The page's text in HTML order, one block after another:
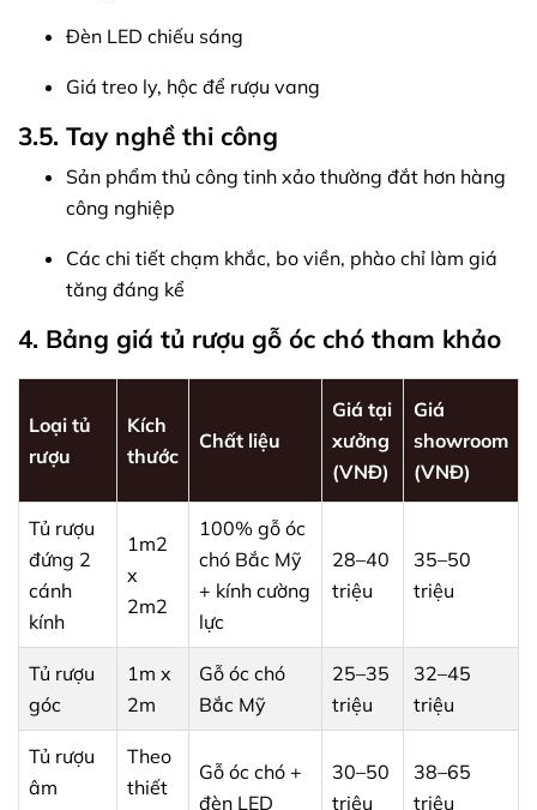
Đèn LED chiếu sáng
Giá treo ly, hộc để rượu vang
3.5. Tay nghề thi công
Sản phẩm thủ công tinh xảo thường đắt hơn hàng
công nghiệp
Các chi tiết chạm khắc, bo viền, phào chỉ làm giá
tăng đáng kể
4. Bảng giá tủ rượu gỗ óc chó tham khảo
Loại tủ
rượu
Kích
thước
Chất liệu
Giá tại
xưởng
(VNĐ)
Giá
showroom
(VNĐ)
Tủ rượu
đứng 2
cánh
kính
1m2
x
2m2
100% gỗ óc
chó Bắc Mỹ
+ kính cường
lực
28–40
triệu
35–50
triệu
Tủ rượu
góc
1m x
2m
Gỗ óc chó
Bắc Mỹ
25–35
triệu
32–45
triệu
Tủ rượu
âm
Theo
thiết
Gỗ óc chó +
đèn LED
30–50
triệu
38–65
triệu